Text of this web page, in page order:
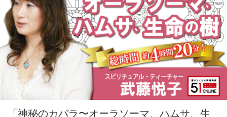
「神秘のカバラ〜オーラソーマ、ハムサ、生